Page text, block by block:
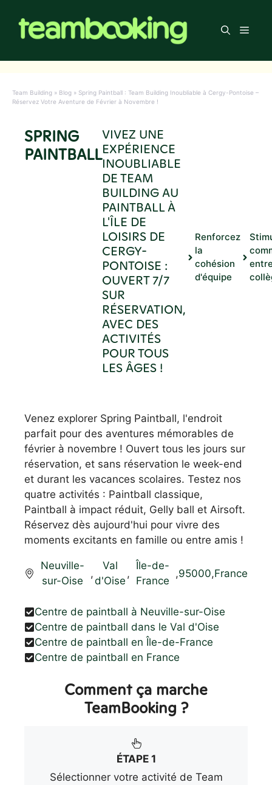
contenu
Menu
Team Building » Blog » Spring Paintball : Team Building Inoubliable à Cergy-Pontoise –
Réservez Votre Aventure de Février à Novembre !
SPRING
PAINTBALL
VIVEZ UNE
EXPÉRIENCE
INOUBLIABLE
DE TEAM
BUILDING AU
PAINTBALL À
L'ÎLE DE
LOISIRS DE
CERGY-
PONTOISE :
OUVERT 7/7
SUR
RÉSERVATION,
AVEC DES
ACTIVITÉS
POUR TOUS
LES ÂGES !
Renforcez
la
cohésion
d'équipe
Venez explorer Spring Paintball, l'endroit
parfait pour des aventures mémorables de
février à novembre ! Ouvert tous les jours sur
réservation, et sans réservation le week-end
et durant les vacances scolaires. Testez nos
quatre activités : Paintball classique,
Paintball à impact réduit, Gelly ball et Airsoft.
Réservez dès aujourd'hui pour vivre des
moments excitants en famille ou entre amis !
Neuville-
sur-Oise
,
Val
d'Oise
,
Île-de-
France
,95000,France
Centre de paintball à Neuville-sur-Oise
Centre de paintball dans le Val d'Oise
Centre de paintball en Île-de-France
Centre de paintball en France
Comment ça marche
TeamBooking ?
ÉTAPE 1
Sélectionner votre activité de Team